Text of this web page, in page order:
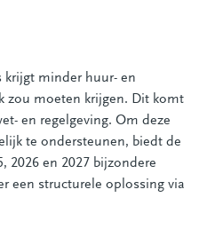
krijgt minder huur- en
zou moeten krijgen. Dit komt
en regelgeving. Om deze
te ondersteunen, biedt de
2026 en 2027 bijzondere
een structurele oplossing via